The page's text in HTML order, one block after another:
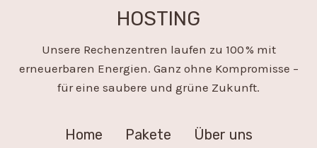
HOSTING
Unsere Rechenzentren laufen zu 100 % mit
erneuerbaren Energien. Ganz ohne Kompromisse –
für eine saubere und grüne Zukunft.
Home Pakete Über uns